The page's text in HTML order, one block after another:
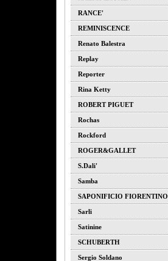
RANCE'
REMINISCENCE
Renato Balestra
Replay
Reporter
Rina Ketty
ROBERT PIGUET
Rochas
Rockford
ROGER&GALLET
S.dali'
Samba
SAPONIFICIO FIORENTINO
Sarli
Satinine
SCHUBERTH
Sergio Soldano